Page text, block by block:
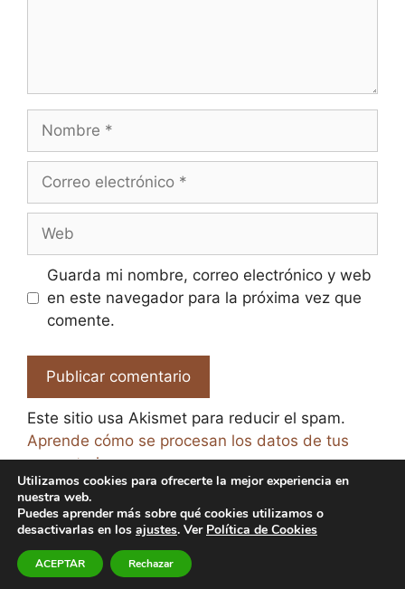
Nombre
Correo
Web
Guarda mi nombre, correo electrónico y web
en este navegador para la próxima vez que
comente.
Este sitio usa Akismet para reducir el spam.
Aprende cómo se procesan los datos de tus
comentarios.
© 2026 El Paraíso de la Cerveza -
de Privacidad -Política de Cookies
Utilizamos cookies para ofrecerte la mejor experiencia en
nuestra web.
Puedes aprender más sobre qué cookies utilizamos o
desactivarlas en los ajustes. Ver Política de Cookies
ACEPTAR Rechazar